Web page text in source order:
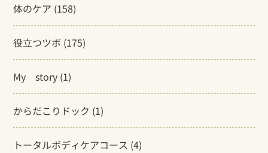
体のケア (158)
役立つツボ (175)
My story (1)
からだこりドック (1)
トータルボディケアコース (4)